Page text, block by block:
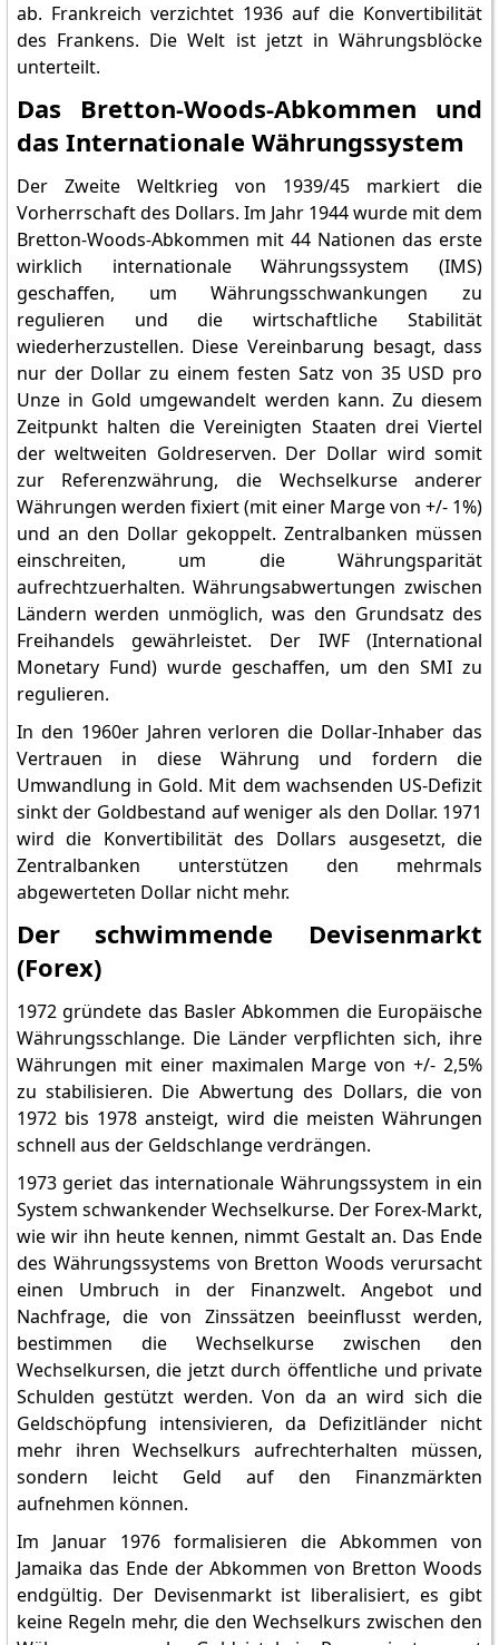
ab. Frankreich verzichtet 1936 auf die Konvertibilität
des Frankens. Die Welt ist jetzt in Währungsblöcke
unterteilt.
Das Bretton-Woods-Abkommen und
das Internationale Währungssystem
Der Zweite Weltkrieg von 1939/45 markiert die
Vorherrschaft des Dollars. Im Jahr 1944 wurde mit dem
Bretton-Woods-Abkommen mit 44 Nationen das erste
wirklich internationale Währungssystem (IMS)
geschaffen, um Währungsschwankungen zu
regulieren und die wirtschaftliche Stabilität
wiederherzustellen. Diese Vereinbarung besagt, dass
nur der Dollar zu einem festen Satz von 35 USD pro
Unze in Gold umgewandelt werden kann. Zu diesem
Zeitpunkt halten die Vereinigten Staaten drei Viertel
der weltweiten Goldreserven. Der Dollar wird somit
zur Referenzwährung, die Wechselkurse anderer
Währungen werden fixiert (mit einer Marge von +/- 1%)
und an den Dollar gekoppelt. Zentralbanken müssen
einschreiten, um die Währungsparität
aufrechtzuerhalten. Währungsabwertungen zwischen
Ländern werden unmöglich, was den Grundsatz des
Freihandels gewährleistet. Der IWF (International
Monetary Fund) wurde geschaffen, um den SMI zu
regulieren.
In den 1960er Jahren verloren die Dollar-Inhaber das
Vertrauen in diese Währung und fordern die
Umwandlung in Gold. Mit dem wachsenden US-Defizit
sinkt der Goldbestand auf weniger als den Dollar. 1971
wird die Konvertibilität des Dollars ausgesetzt, die
Zentralbanken unterstützen den mehrmals
abgewerteten Dollar nicht mehr.
Der schwimmende Devisenmarkt
(Forex)
1972 gründete das Basler Abkommen die Europäische
Währungsschlange. Die Länder verpflichten sich, ihre
Währungen mit einer maximalen Marge von +/- 2,5%
zu stabilisieren. Die Abwertung des Dollars, die von
1972 bis 1978 ansteigt, wird die meisten Währungen
schnell aus der Geldschlange verdrängen.
1973 geriet das internationale Währungssystem in ein
System schwankender Wechselkurse. Der Forex-Markt,
wie wir ihn heute kennen, nimmt Gestalt an. Das Ende
des Währungssystems von Bretton Woods verursacht
einen Umbruch in der Finanzwelt. Angebot und
Nachfrage, die von Zinssätzen beeinflusst werden,
bestimmen die Wechselkurse zwischen den
Wechselkursen, die jetzt durch öffentliche und private
Schulden gestützt werden. Von da an wird sich die
Geldschöpfung intensivieren, da Defizitländer nicht
mehr ihren Wechselkurs aufrechterhalten müssen,
sondern leicht Geld auf den Finanzmärkten
aufnehmen können.
Im Januar 1976 formalisieren die Abkommen von
Jamaika das Ende der Abkommen von Bretton Woods
endgültig. Der Devisenmarkt ist liberalisiert, es gibt
keine Regeln mehr, die den Wechselkurs zwischen den